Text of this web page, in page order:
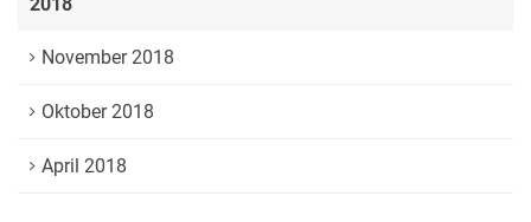
November 2018
Oktober 2018
April 2018